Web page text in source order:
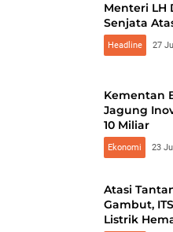
Menteri LH
Senjata
Headline 27
Kementan
Jagung
10 Miliar
Ekonomi 23
Atasi
Gambut,
Listrik